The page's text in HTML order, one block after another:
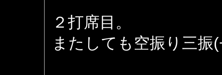
２打席目。
またしても空振り三振